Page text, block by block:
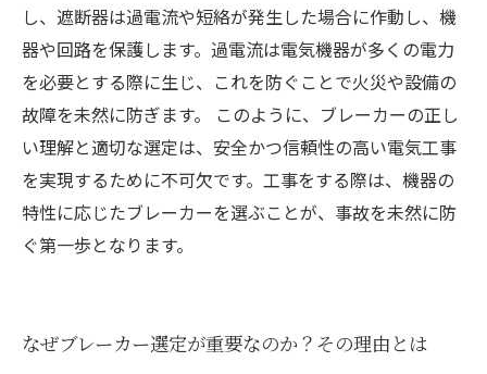
し、遮断器は過電流や短絡が発生した場合に作動し、機
器や回路を保護します。過電流は電気機器が多くの電力
を必要とする際に生じ、これを防ぐことで火災や設備の
故障を未然に防ぎます。 このように、ブレーカーの正し
い理解と適切な選定は、安全かつ信頼性の高い電気工事
を実現するために不可欠です。工事をする際は、機器の
特性に応じたブレーカーを選ぶことが、事故を未然に防
ぐ第一歩となります。
なぜブレーカー選定が重要なのか？その理由とは